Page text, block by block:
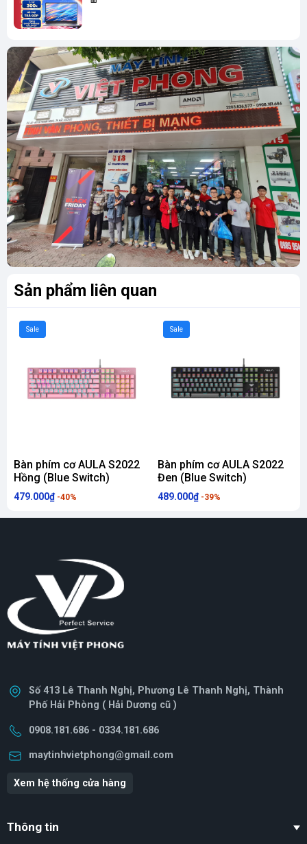
Sản phẩm liên quan
Sale
Bàn phím cơ AULA S2022
Hồng (Blue Switch)
479.000₫ -40%
Sale
Bàn phím cơ AULA S2022
Đen (Blue Switch)
489.000₫ -39%
Số 413 Lê Thanh Nghị, Phương Lê Thanh Nghị, Thành
Phố Hải Phòng ( Hải Dương cũ )
0908.181.686 - 0334.181.686
maytinhvietphong@gmail.com
Xem hệ thống cửa hàng
Thông tin